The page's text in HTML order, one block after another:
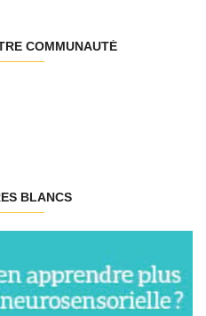
COMMUNAUTÉ
BLANCS